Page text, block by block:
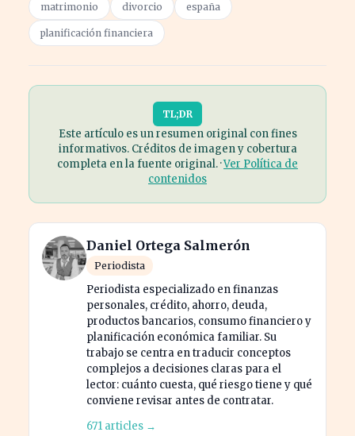
matrimonio divorcio españa
planificación financiera
TL;DR
Este artículo es un resumen original con fines
informativos. Créditos de imagen y cobertura
completa en la fuente original. ·Ver Política de
contenidos
Daniel Ortega Salmerón
Periodista
Periodista especializado en finanzas
personales, crédito, ahorro, deuda,
productos bancarios, consumo financiero y
planificación económica familiar. Su
trabajo se centra en traducir conceptos
complejos a decisiones claras para el
lector: cuánto cuesta, qué riesgo tiene y qué
conviene revisar antes de contratar.
671 articles →